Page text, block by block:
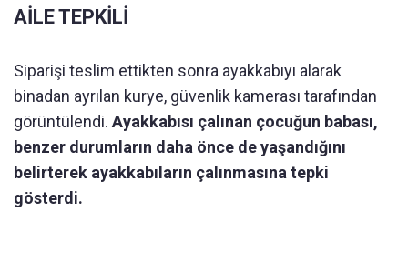
AİLE TEPKİLİ
Siparişi teslim ettikten sonra ayakkabıyı alarak
binadan ayrılan kurye, güvenlik kamerası tarafından
görüntülendi. Ayakkabısı çalınan çocuğun babası,
benzer durumların daha önce de yaşandığını
belirterek ayakkabıların çalınmasına tepki
gösterdi.